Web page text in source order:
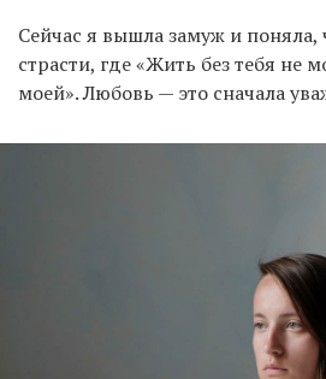
Сейчас я вышла замуж и поняла,
страсти, где «Жить без тебя не
моей». Любовь — это сначала